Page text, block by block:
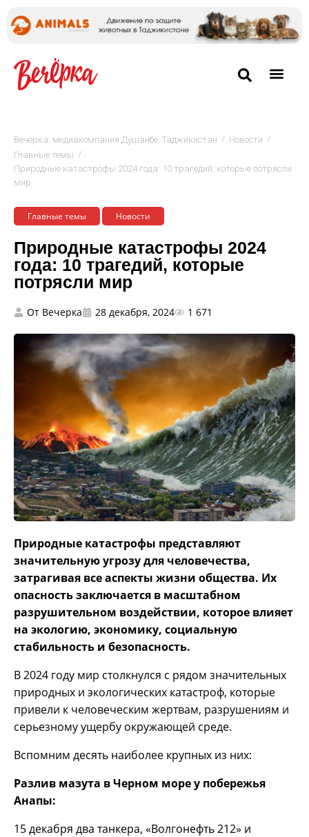
Вечёрка: медиакомпания Душанбе, Таджикистан / Новости /
Главные темы /
Природные катастрофы 2024 года: 10 трагедий, которые потрясли
мир
Главные темы Новости
Природные катастрофы 2024
года: 10 трагедий, которые
потрясли мир
От Вечерка 28 декабря, 2024 1 671
Природные катастрофы представляют
значительную угрозу для человечества,
затрагивая все аспекты жизни общества. Их
опасность заключается в масштабном
разрушительном воздействии, которое влияет
на экологию, экономику, социальную
стабильность и безопасность.
В 2024 году мир столкнулся с рядом значительных
природных и экологических катастроф, которые
привели к человеческим жертвам, разрушениям и
серьезному ущербу окружающей среде.
Вспомним десять наиболее крупных из них:
Разлив мазута в Черном море у побережья
Анапы:
15 декабря два танкера, «Волгонефть 212» и